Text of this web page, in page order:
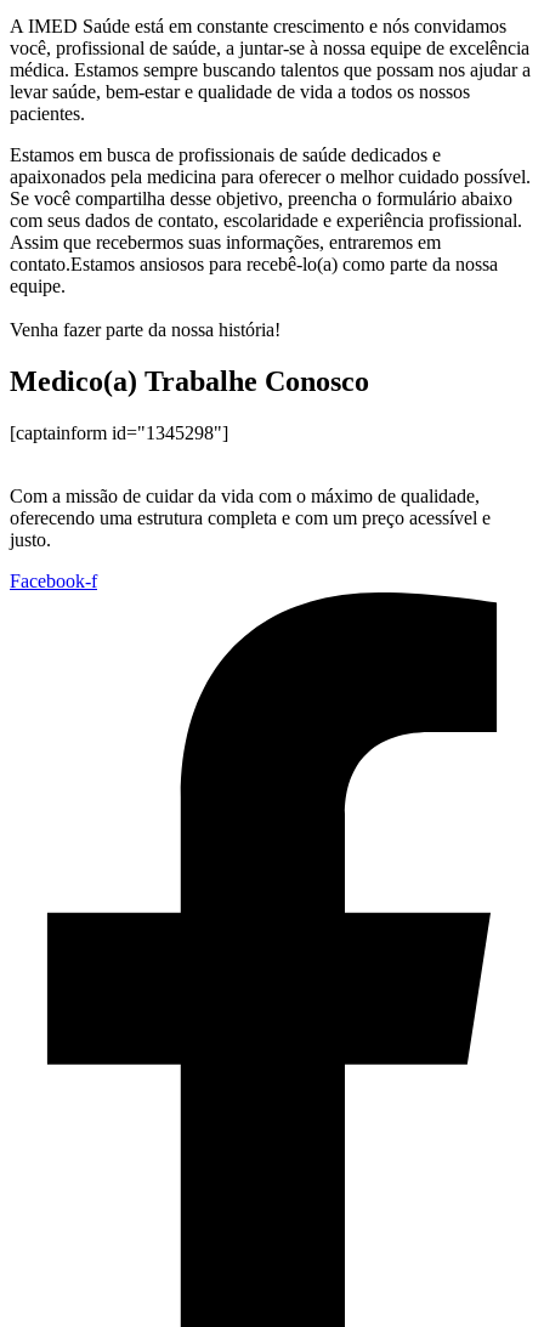
A IMED Saúde está em constante crescimento e nós convidamos
você, profissional de saúde, a juntar-se à nossa equipe de excelência
médica. Estamos sempre buscando talentos que possam nos ajudar a
levar saúde, bem-estar e qualidade de vida a todos os nossos
pacientes.
Estamos em busca de profissionais de saúde dedicados e
apaixonados pela medicina para oferecer o melhor cuidado possível.
Se você compartilha desse objetivo, preencha o formulário abaixo
com seus dados de contato, escolaridade e experiência profissional.
Assim que recebermos suas informações, entraremos em
contato.Estamos ansiosos para recebê-lo(a) como parte da nossa
equipe.
Venha fazer parte da nossa história!
Medico(a) Trabalhe Conosco
[captainform id="1345298"]
Com a missão de cuidar da vida com o máximo de qualidade,
oferecendo uma estrutura completa e com um preço acessível e
justo.
Facebook-f